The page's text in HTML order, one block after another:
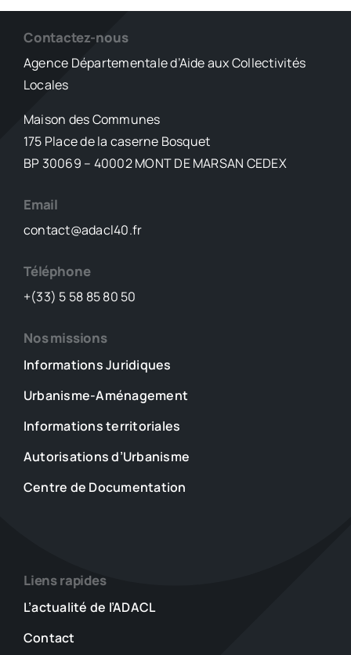
Contactez-nous
Agence Départementale d’Aide aux Collectivités
Locales
Maison des Communes
175 Place de la caserne Bosquet
BP 30069 – 40002 MONT DE MARSAN CEDEX
Email
contact@adacl40.fr
Téléphone
+(33) 5 58 85 80 50
Nos missions
Informations Juridiques
Urbanisme-Aménagement
Informations territoriales
Autorisations d’Urbanisme
Centre de Documentation
Liens rapides
L’actualité de l’ADACL
Contact